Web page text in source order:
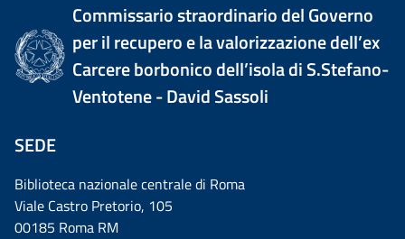
Commissario straordinario del Governo
per il recupero e la valorizzazione dell’ex
Carcere borbonico dell’isola di S.Stefano-
Ventotene - David Sassoli
SEDE
Biblioteca nazionale centrale di Roma
Viale Castro Pretorio, 105
00185 Roma RM